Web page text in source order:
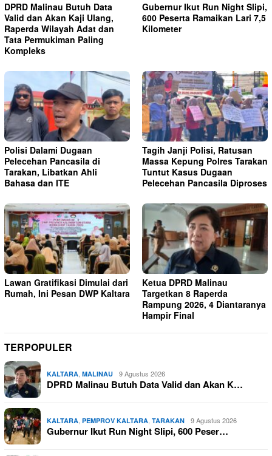
DPRD Malinau Butuh Data
Valid dan Akan Kaji Ulang,
Raperda Wilayah Adat dan
Tata Permukiman Paling
Kompleks
Gubernur Ikut Run Night Slipi,
600 Peserta Ramaikan Lari 7,5
Kilometer
Polisi Dalami Dugaan
Pelecehan Pancasila di
Tarakan, Libatkan Ahli
Bahasa dan ITE
Tagih Janji Polisi, Ratusan
Massa Kepung Polres Tarakan
Tuntut Kasus Dugaan
Pelecehan Pancasila Diproses
Lawan Gratifikasi Dimulai dari
Rumah, Ini Pesan DWP Kaltara
Ketua DPRD Malinau
Targetkan 8 Raperda
Rampung 2026, 4 Diantaranya
Hampir Final
TERPOPULER
KALTARA, MALINAU 9 Agustus 2026
DPRD Malinau Butuh Data Valid dan Akan K…
KALTARA, PEMPROV KALTARA, TARAKAN 9 Agustus 2026
Gubernur Ikut Run Night Slipi, 600 Peser…